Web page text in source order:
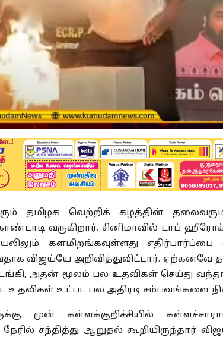
தமிழக வெற்றிக் கழத்தின்
வருகிறார். சினிமாவில் டாப்
களமிறங்கவுள்ளது எதிர்பார்ப்பை
விஜய்யே அறிவித்துவிட்டார்.
அதன் மூலம் பல உதவிகள் செய்து
உதவிகள் உட்பட பல அதிரடி சம்பவங்களை
முன் கள்ளக்குறிச்சியில்
நேரில் சந்தித்து ஆறுதல் கூறியிருந்தார்